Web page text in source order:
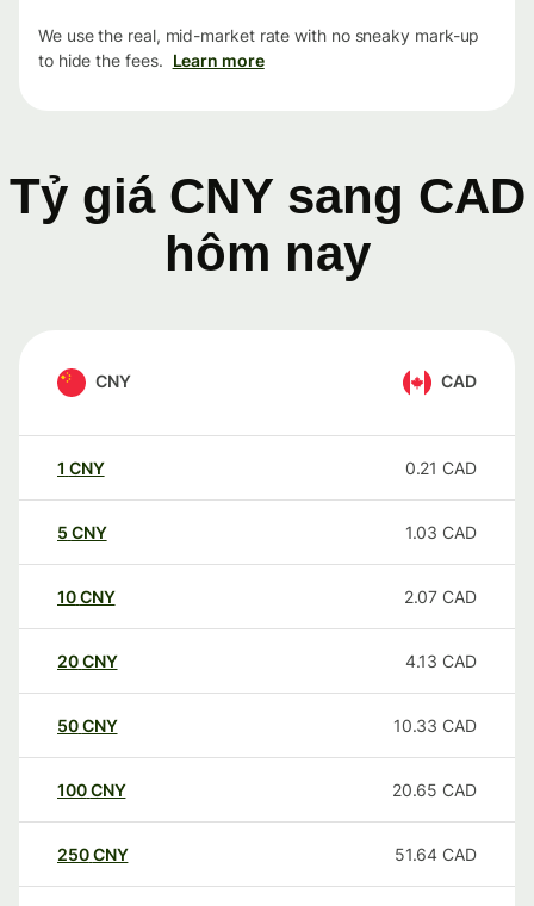
We use the real, mid-market rate with no sneaky mark-up
to hide the fees. Learn more
Tỷ giá CNY sang CAD
hôm nay
CNY CAD
1 CNY 0.21 CAD
5 CNY 1.03 CAD
10CNY 2.07 CAD
20CNY 4.13 CAD
50CNY 10.33 CAD
100CNY 20.65 CAD
250CNY 51.64 CAD